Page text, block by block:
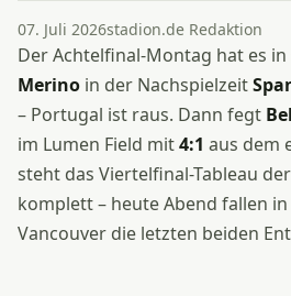
07. Juli 2026stadion.de Redaktion
Der Achtelfinal-Montag hat es
Merino in der Nachspielzeit
– Portugal ist raus. Dann fegt
im Lumen Field mit4:1 aus dem
steht das Viertelfinal-Tableau der
komplett – heute Abend fallen
Vancouver die letzten beiden